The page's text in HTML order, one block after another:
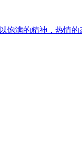
饱满的精神，热情